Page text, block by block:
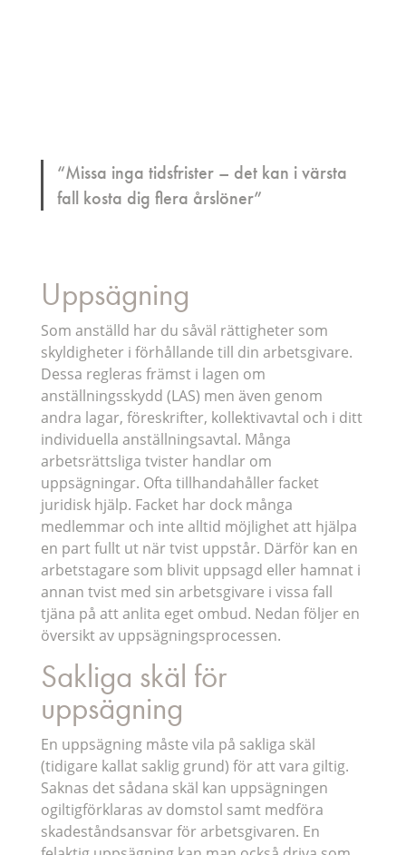
“Missa inga tidsfrister – det kan i värsta
fall kosta dig flera årslöner”
Uppsägning
Som anställd har du såväl rättigheter som
skyldigheter i förhållande till din arbetsgivare.
Dessa regleras främst i lagen om
anställningsskydd (LAS) men även genom
andra lagar, föreskrifter, kollektivavtal och i ditt
individuella anställningsavtal. Många
arbetsrättsliga tvister handlar om
uppsägningar. Ofta tillhandahåller facket
juridisk hjälp. Facket har dock många
medlemmar och inte alltid möjlighet att hjälpa
en part fullt ut när tvist uppstår. Därför kan en
arbetstagare som blivit uppsagd eller hamnat i
annan tvist med sin arbetsgivare i vissa fall
tjäna på att anlita eget ombud. Nedan följer en
översikt av uppsägningsprocessen.
Sakliga skäl för
uppsägning
En uppsägning måste vila på sakliga skäl
(tidigare kallat saklig grund) för att vara giltig.
Saknas det sådana skäl kan uppsägningen
ogiltigförklaras av domstol samt medföra
skadeståndsansvar för arbetsgivaren. En